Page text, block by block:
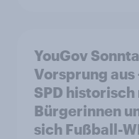
YouGov
Vorsprung aus +++ CDU/
SPD historisch
Bürgerinnen
sich Fußball-